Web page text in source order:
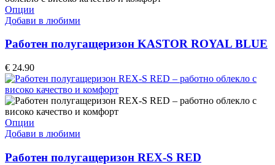
the
product
page
Опции
product
multiple
The
options
may
be
chosen
the
product
Добави в любими
Работен полугащеризон KASTOR ROYAL BLUE
€ 24.90
Опции
product
multiple
Добави в любими
Работен полугащеризон REX-S RED